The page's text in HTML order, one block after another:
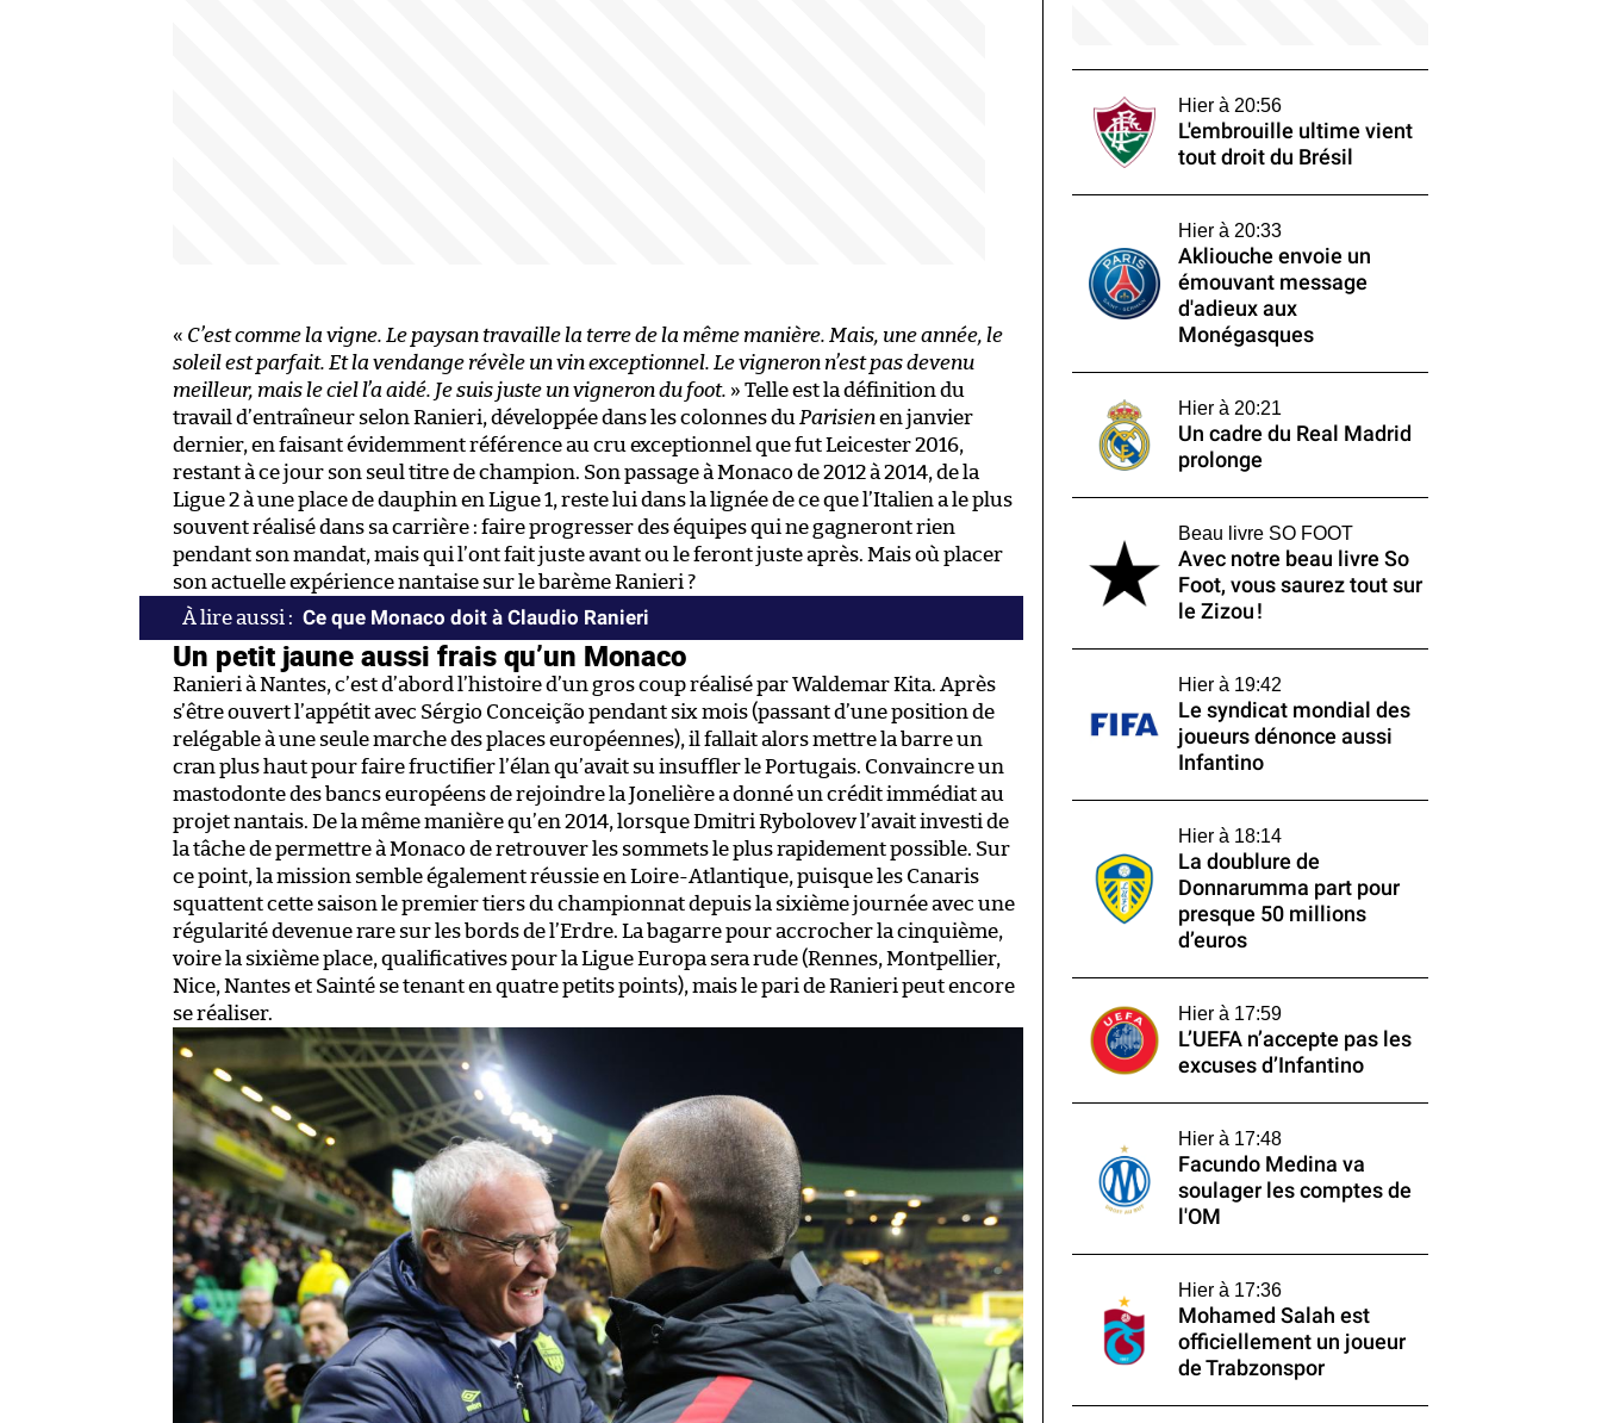
« C’est comme la vigne. Le paysan travaille la terre de la même manière. Mais, une année, le
soleil est parfait. Et la vendange révèle un vin exceptionnel. Le vigneron n’est pas devenu
meilleur, mais le ciel l’a aidé. Je suis juste un vigneron du foot. » Telle est la définition du
travail d’entraîneur selon Ranieri, développée dans les colonnes du Parisienen janvier
dernier, en faisant évidemment référence au cru exceptionnel que fut Leicester 2016,
restant à ce jour son seul titre de champion. Son passage à Monaco de 2012 à 2014, de la
Ligue 2 à une place de dauphin en Ligue 1, reste lui dans la lignée de ce que l’Italien a le plus
souvent réalisé dans sa carrière : faire progresser des équipes qui ne gagneront rien
pendant son mandat, mais qui l’ont fait juste avant ou le feront juste après. Mais où placer
son actuelle expérience nantaise sur le barème Ranieri ?
Ce que Monaco doit à Claudio Ranieri
Un petit jaune aussi frais qu’un Monaco
Ranieri à Nantes, c’est d’abord l’histoire d’un gros coup réalisé par Waldemar Kita. Après
s’être ouvert l’appétit avec Sérgio Conceição pendant six mois (passant d’une position de
relégable à une seule marche des places européennes), il fallait alors mettre la barre un
cran plus haut pour faire fructifier l’élan qu’avait su insuffler le Portugais. Convaincre un
mastodonte des bancs européens de rejoindre la Jonelière a donné un crédit immédiat au
projet nantais. De la même manière qu’en 2014, lorsque Dmitri Rybolovev l’avait investi de
la tâche de permettre à Monaco de retrouver les sommets le plus rapidement possible. Sur
ce point, la mission semble également réussie en Loire-Atlantique, puisque les Canaris
squattent cette saison le premier tiers du championnat depuis la sixième journée avec une
régularité devenue rare sur les bords de l’Erdre. La bagarre pour accrocher la cinquième,
voire la sixième place, qualificatives pour la Ligue Europa sera rude (Rennes, Montpellier,
Nice, Nantes et Sainté se tenant en quatre petits points), mais le pari de Ranieri peut encore
se réaliser.
Hier à 20:56
L'embrouille ultime vient
tout droit du Brésil
Hier à 20:33
Akliouche envoie un
émouvant message
d'adieux aux
Monégasques
Hier à 20:21
Un cadre du Real Madrid
prolonge
Beau livre SO FOOT
Avec notre beau livre So
Foot, vous saurez tout sur
le Zizou !
Hier à 19:42
Le syndicat mondial des
joueurs dénonce aussi
Infantino
Hier à 18:14
La doublure de
Donnarumma part pour
presque 50 millions
d’euros
Hier à 17:59
L’UEFA n’accepte pas les
excuses d’Infantino
Hier à 17:48
Facundo Medina va
soulager les comptes de
l'OM
Hier à 17:36
Mohamed Salah est
officiellement un joueur
de Trabzonspor